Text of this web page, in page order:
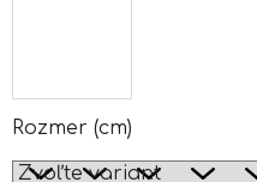
Rozmer (cm)